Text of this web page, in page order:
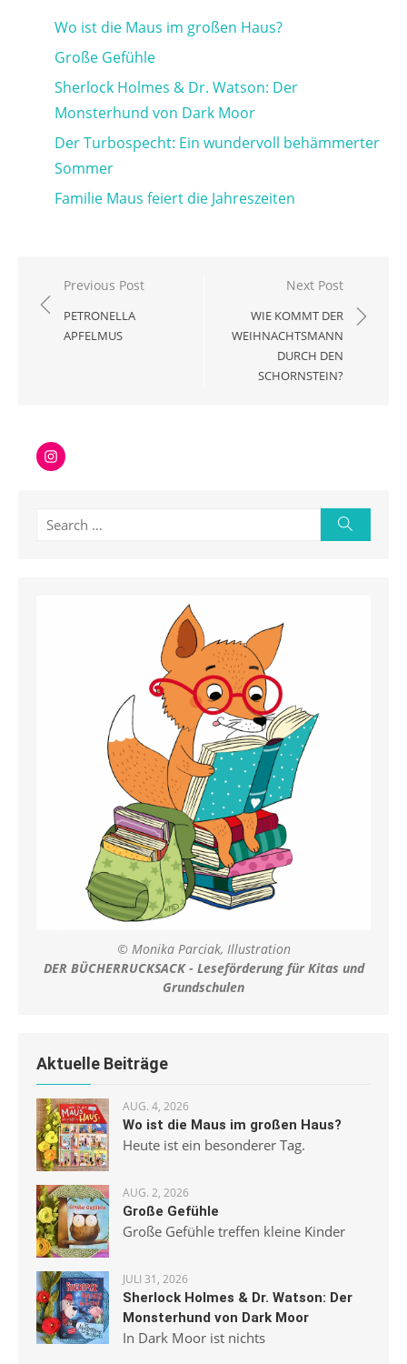
Wo ist die Maus im großen Haus?
Große Gefühle
Sherlock Holmes & Dr. Watson: Der
Monsterhund von Dark Moor
Der Turbospecht: Ein wundervoll behämmerter
Sommer
Familie Maus feiert die Jahreszeiten
Beitragsnavigation
Previous Post
PETRONELLA
APFELMUS
Next Post
WIE KOMMT DER
WEIHNACHTSMANN
DURCH DEN
SCHORNSTEIN?
Instagram
Search
© Monika Parciak, Illustration
DER BÜCHERRUCKSACK - Leseförderung für Kitas und
Grundschulen
Aktuelle Beiträge
AUG. 4, 2026
Wo ist die Maus im großen Haus?
Heute ist ein besonderer Tag.
AUG. 2, 2026
Große Gefühle
Große Gefühle treffen kleine Kinder
JULI 31, 2026
Sherlock Holmes & Dr. Watson: Der
Monsterhund von Dark Moor
In Dark Moor ist nichts